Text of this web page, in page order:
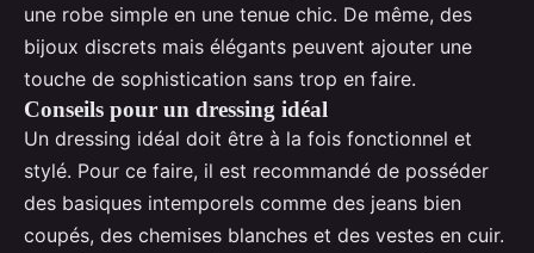
une robe simple en une tenue chic. De même, des
bijoux discrets mais élégants peuvent ajouter une
touche de sophistication sans trop en faire.
Conseils pour un dressing idéal
Un dressing idéal doit être à la fois fonctionnel et
stylé. Pour ce faire, il est recommandé de posséder
des basiques intemporels comme des jeans bien
coupés, des chemises blanches et des vestes en cuir.